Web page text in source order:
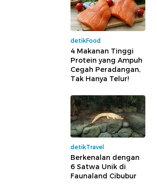
detikFood
4 Makanan Tinggi
Protein yang Ampuh
Cegah Peradangan,
Tak Hanya Telur!
detikTravel
Berkenalan dengan
6 Satwa Unik di
Faunaland Cibubur